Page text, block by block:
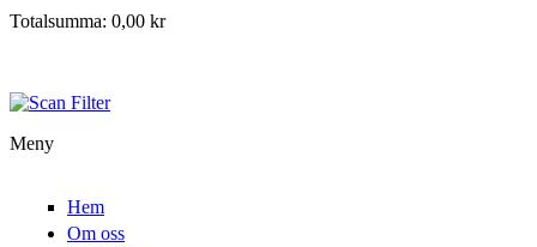
Totalsumma: 0,00 kr
Meny
Hem
Om oss